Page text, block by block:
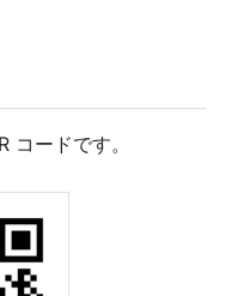
コードです。